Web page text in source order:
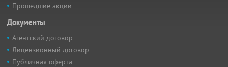
Прошедшие акции
Документы
Агентский договор
Лицензионный договор
Публичная оферта